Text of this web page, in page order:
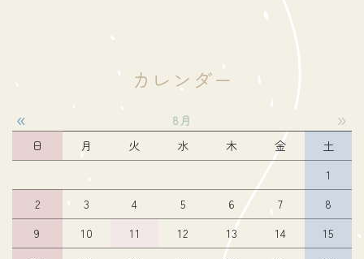
カレンダー
« 8月 »
日 月 火 水 木 金
土
1
2
3 4 5 6 7
8
9
10 11 12 13 14
15